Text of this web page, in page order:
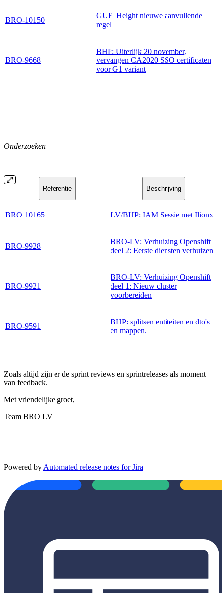
BRO-10150
GUF_Height nieuwe aanvullende
regel
BRO-9668
BHP: Uiterlijk 20 november,
vervangen CA2020 SSO certificaten
voor G1 variant
Onderzoeken
Referentie Beschrijving
BRO-10165 LV/BHP: IAM Sessie met Ilionx
BRO-9928
BRO-LV: Verhuizing Openshift
deel 2: Eerste diensten verhuizen
BRO-9921
BRO-LV: Verhuizing Openshift
deel 1: Nieuw cluster
voorbereiden
BRO-9591
BHP: splitsen entiteiten en dto's
en mappen.
Zoals altijd zijn er de sprint reviews en sprintreleases als moment
van feedback.
Met vriendelijke groet,
Team BRO LV
Powered by Automated release notes for Jira